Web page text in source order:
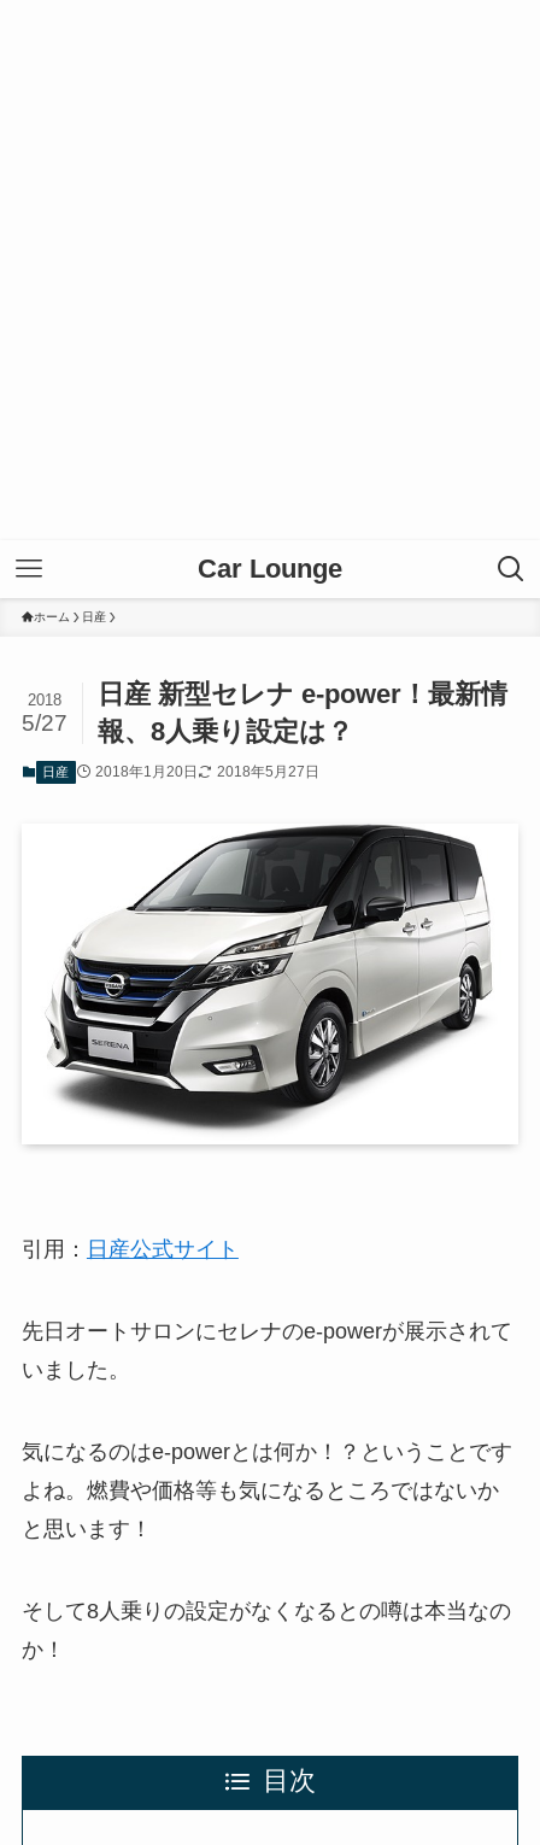
Car Lounge
ホーム 日産
日産 新型セレナ e-power！最新情
報、8人乗り設定は？
2018
5/27
日産 2018年1月20日 2018年5月27日
引用： 日産公式サイト
先日オートサロンにセレナのe-powerが展示されて
いました。
気になるのはe-powerとは何か！？ということです
よね。燃費や価格等も気になるところではないか
と思います！
そして8人乗りの設定がなくなるとの噂は本当なの
か！
目次